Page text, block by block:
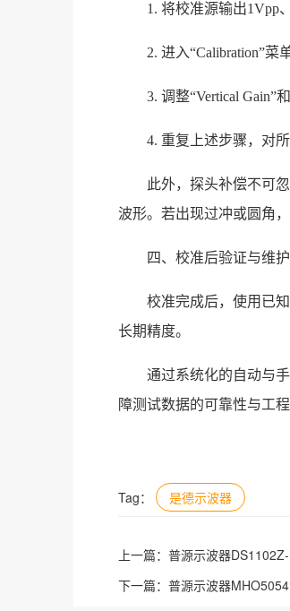
1. 将校准源输出1Vpp
2. 进入“Calibration”菜
3. 调整“Vertical Gain”
4. 重复上述步骤，对
此外，探头补偿不可
波形。若出现过冲或圆角
四、校准后验证与维
校准完成后，使用已
长期精度。
通过系统化的自动与
障测试数据的可靠性与工
Tag： 是德示波器
上一篇： 普源示波器
下一篇： 普源示波器